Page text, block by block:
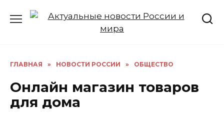
ГЛАВНАЯ » НОВОСТИ РОССИИ » ОБЩЕСТВО
Онлайн магазин товаров
для дома